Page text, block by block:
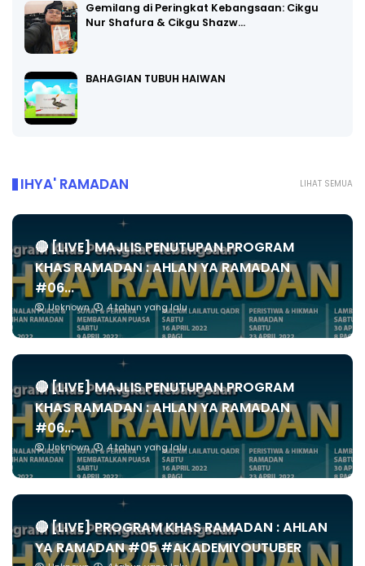
Gemilang di Peringkat Kebangsaan: Cikgu
Nur Shafura & Cikgu Shazw…
BAHAGIAN TUBUH HAIWAN
LIHAT SEMUA
IHYA' RAMADAN
🔴 [LIVE] MAJLIS PENUTUPAN PROGRAM
KHAS RAMADAN : AHLAN YA RAMADAN
#06...
Unknown 4 tahun yang lalu
🔴 [LIVE] MAJLIS PENUTUPAN PROGRAM
KHAS RAMADAN : AHLAN YA RAMADAN
#06...
Unknown 4 tahun yang lalu
🔴 [LIVE] PROGRAM KHAS RAMADAN : AHLAN
YA RAMADAN #05 #AKADEMIYOUTUBER